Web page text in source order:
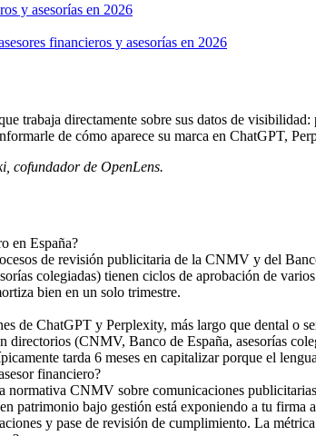
y asesorías en 2026
financieros y asesorías en 2026
trabaja directamente sobre sus datos de
de cómo aparece su marca en ChatGPT,
cofundador de OpenLens.
en España?
de revisión publicitaria de la CNMV y del
colegiadas) tienen ciclos de aprobación de
bien en un solo trimestre.
de ChatGPT y Perplexity, más largo que dental o
(CNMV, Banco de España, asesorías
tarda 6 meses en capitalizar porque el
financiero?
CNMV sobre comunicaciones
patrimonio bajo gestión está exponiendo a tu
y pase de revisión de cumplimiento. La